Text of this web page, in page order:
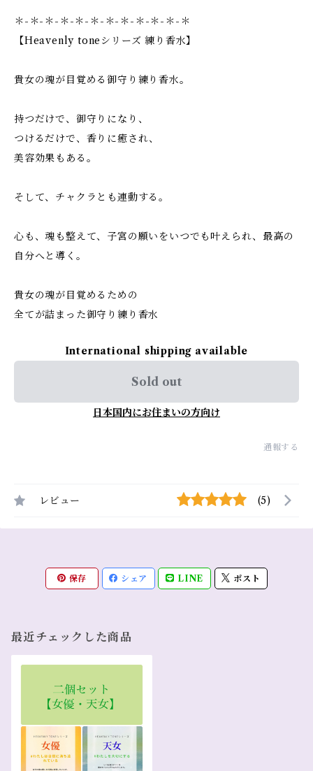
＊-＊-＊-＊-＊-＊-＊-＊-＊-＊-＊-＊
【Heavenly toneシリーズ 練り香水】
貴女の魂が目覚める御守り練り香水。
持つだけで、御守りになり、
つけるだけで、香りに癒され、
美容効果もある。
そして、チャクラとも連動する。
心も、魂も整えて、子宮の願いをいつでも叶えられ、最高の
自分へと導く。
貴女の魂が目覚めるための
全てが詰まった御守り練り香水
International shipping available
Sold out
日本国内にお住まいの方向け
通報する
レビュー (5)
保存 シェア LINE ポスト
最近チェックした商品